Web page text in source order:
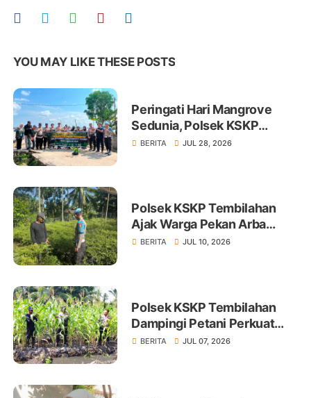
YOU MAY LIKE THESE POSTS
Peringati Hari Mangrove
Sedunia, Polsek KSKP
Tembilahan Tanam 100 Bibit
BERITA JUL 28, 2026
Polsek KSKP Tembilahan
Ajak Warga Pekan Arba
Tanam Cabai Dukung
BERITA JUL 10, 2026
Polsek KSKP Tembilahan
Dampingi Petani Perkuat
Swasembada Pangan
BERITA JUL 07, 2026